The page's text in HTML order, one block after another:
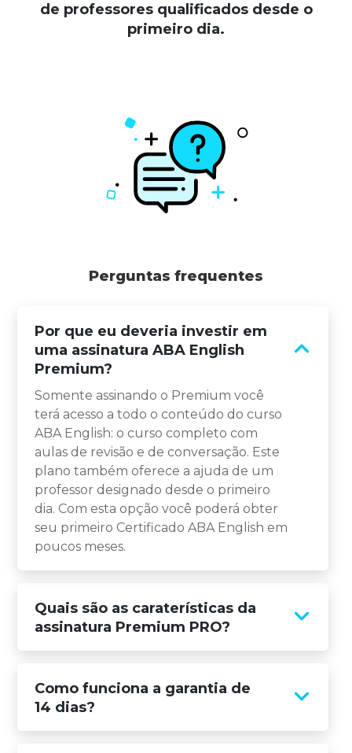
de professores qualificados desde o
primeiro dia.
Perguntas frequentes
Por que eu deveria investir em
uma assinatura ABA English
Premium?
Somente assinando o Premium você
terá acesso a todo o conteúdo do curso
ABA English: o curso completo com
aulas de revisão e de conversação. Este
plano também oferece a ajuda de um
professor designado desde o primeiro
dia. Com esta opção você poderá obter
seu primeiro Certificado ABA English em
poucos meses.
Quais são as caraterísticas da
assinatura Premium PRO?
Como funciona a garantia de
14 dias?